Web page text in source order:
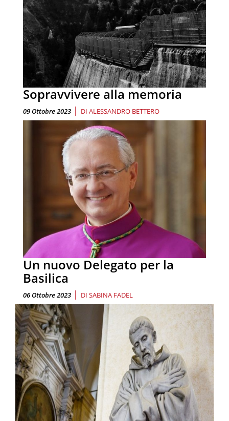
Sopravvivere alla memoria
09 Ottobre 2023 | DI ALESSANDRO BETTERO
Un nuovo Delegato per la
Basilica
06 Ottobre 2023 | DI SABINA FADEL